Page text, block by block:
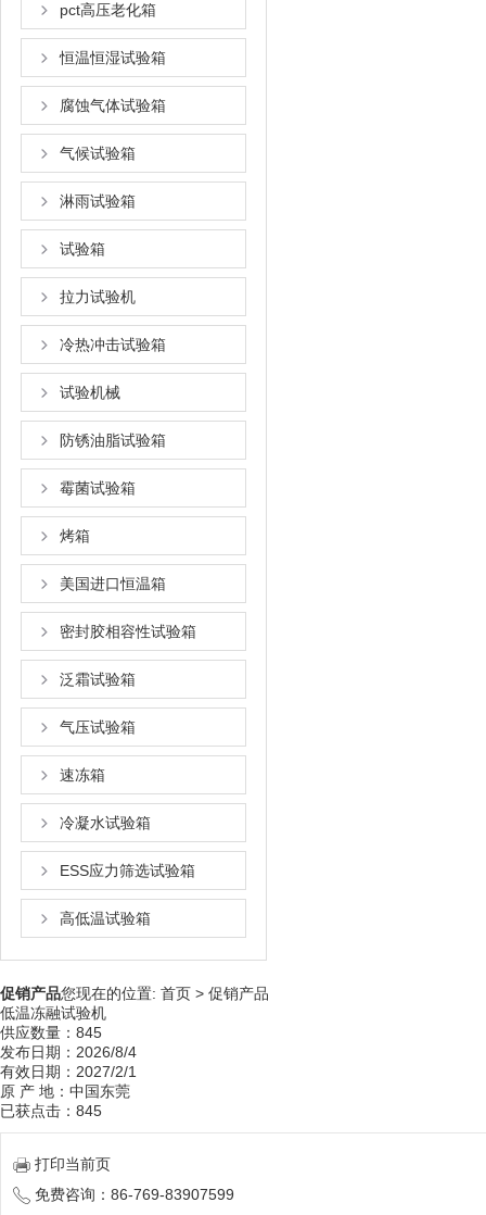
pct高压老化箱
恒温恒湿试验箱
腐蚀气体试验箱
气候试验箱
淋雨试验箱
试验箱
拉力试验机
冷热冲击试验箱
试验机械
防锈油脂试验箱
霉菌试验箱
烤箱
美国进口恒温箱
密封胶相容性试验箱
泛霜试验箱
气压试验箱
速冻箱
冷凝水试验箱
ESS应力筛选试验箱
高低温试验箱
促销产品您现在的位置: 首页 > 促销产品
低温冻融试验机
供应数量：845
发布日期：2026/8/4
有效日期：2027/2/1
原 产 地：中国东莞
已获点击：845
打印当前页
免费咨询：86-769-83907599